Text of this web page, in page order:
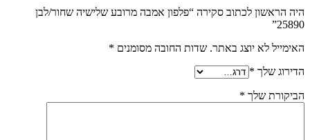
היה הראשון לכתוב סקירה “פלפון אמבה מרובע שלישיה שחור/לבן
25890”
האימייל לא יוצג באתר. שדות החובה מסומנים *
הדירוג שלך *
הביקורת שלך *